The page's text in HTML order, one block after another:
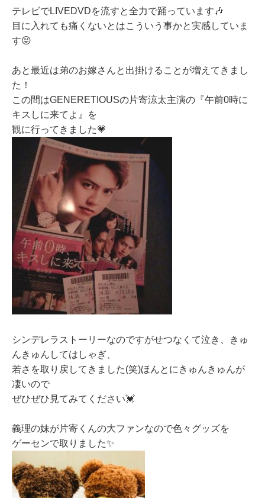
テレビでLIVEDVDを流すと全力で踊っています🎶
目に入れても痛くないとはこういう事かと実感していま
す😝
あと最近は弟のお嫁さんと出掛けることが増えてきまし
た！
この間はGENERETIOUSの片寄涼太主演の『午前0時に
キスしに来てよ』を
観に行ってきました💗
シンデレラストーリーなのですがせつなくて泣き、きゅ
んきゅんしてはしゃぎ、
若さを取り戻してきました(笑)ほんとにきゅんきゅんが
凄いので
ぜひぜひ見てみてください💓
義理の妹が片寄くんの大ファンなので色々グッズを
ゲーセンで取りました✨